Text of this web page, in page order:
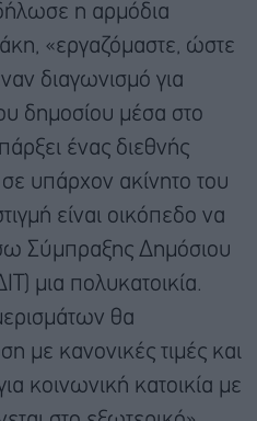
η αρμόδια
«εργαζόμαστε, ώστε
διαγωνισμό για
δημοσίου μέσα στο
ένας διεθνής
υπάρχον ακίνητο του
είναι οικόπεδο να
Σύμπραξης Δημόσιου
μια πολυκατοικία.
θα
με κανονικές τιμές και
κοινωνική κατοικία με